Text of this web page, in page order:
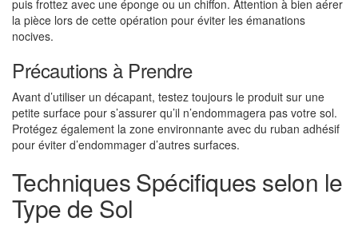
puis frottez avec une éponge ou un chiffon. Attention à bien aérer
la pièce lors de cette opération pour éviter les émanations
nocives.
Précautions à Prendre
Avant d’utiliser un décapant, testez toujours le produit sur une
petite surface pour s’assurer qu’il n’endommagera pas votre sol.
Protégez également la zone environnante avec du ruban adhésif
pour éviter d’endommager d’autres surfaces.
Techniques Spécifiques selon le
Type de Sol